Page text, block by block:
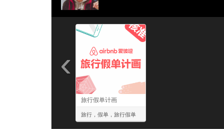
旅行假单计画
旅行，假单，旅行假单
‹